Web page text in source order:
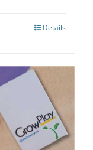
Details